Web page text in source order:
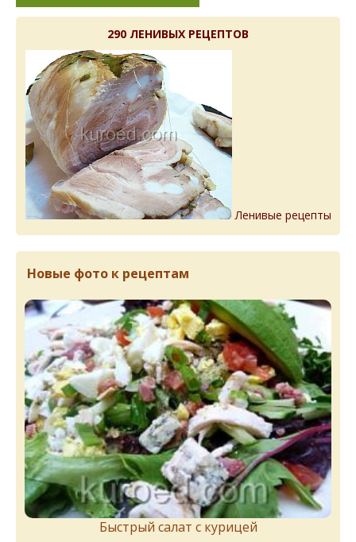
290 ЛЕНИВЫХ РЕЦЕПТОВ
Ленивые рецепты
Новые фото к рецептам
Быстрый салат с курицей